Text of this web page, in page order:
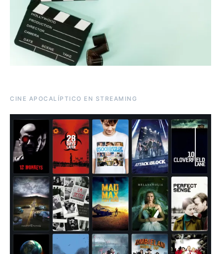
CINE APOCALÍPTICO EN STREAMING